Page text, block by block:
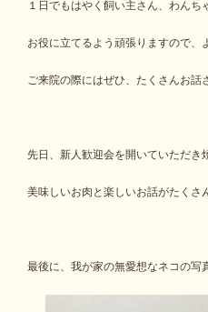
１日でもはやく飼い主さん、わんち
お役に立てるよう頑張りますので、
ご来院の際にはぜひ、たくさんお話
先日、新人歓迎会を開いていただき
美味しいお肉と楽しいお話がたくさ
最後に、我が家の無愛想なネコの写